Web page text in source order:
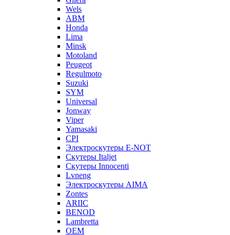
Wels
ABM
Honda
Lima
Minsk
Motoland
Peugeot
Regulmoto
Suzuki
SYM
Universal
Jonway
Viper
Yamasaki
CPI
Электроскутеры E-NOT
Скутеры Italjet
Скутеры Innocenti
Lvneng
Электроскутеры AIMA
Zontes
ARIIC
BENOD
Lambretta
OEM